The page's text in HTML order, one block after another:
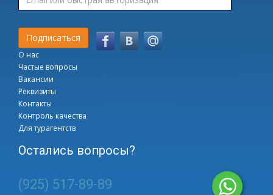
О нас
Частые вопросы
Вакансии
Реквизиты
Контакты
Контроль качества
Для турагентств
Остались вопросы?
(925) 517-89-89